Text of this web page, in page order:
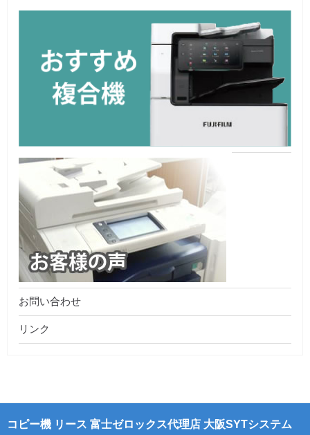
お問い合わせ
リンク
コピー機 リース 富士ゼロックス代理店 大阪SYTシステム